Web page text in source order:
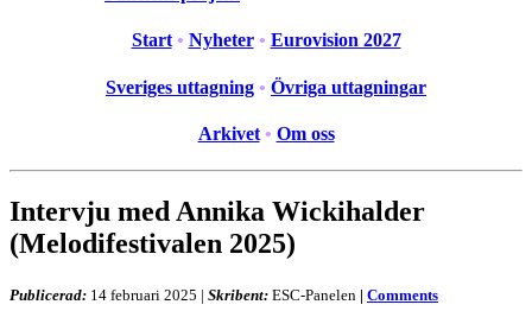
Start • Nyheter • Eurovision 2027
Sveriges uttagning • Övriga uttagningar
Arkivet • Om oss
Intervju med Annika Wickihalder
(Melodifestivalen 2025)
Publicerad: 14 februari 2025 | Skribent: ESC-Panelen | Comments